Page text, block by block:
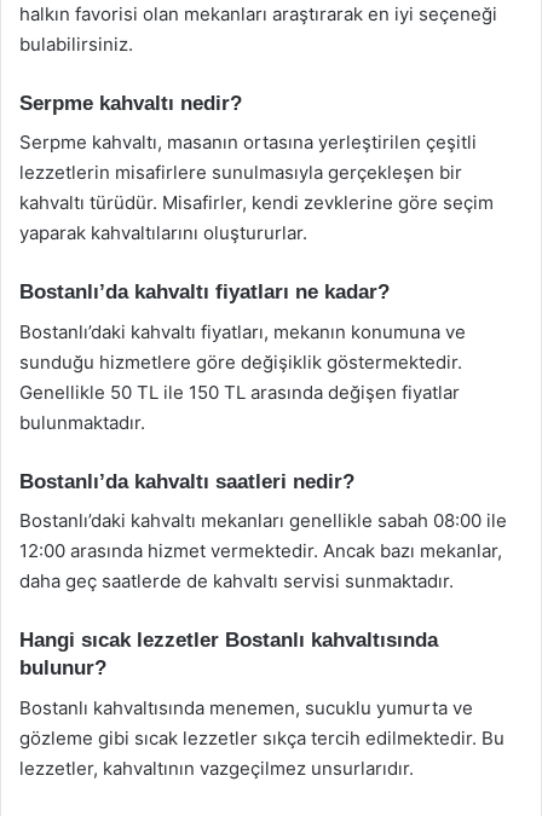
halkın favorisi olan mekanları araştırarak en iyi seçeneği
bulabilirsiniz.
Serpme kahvaltı nedir?
Serpme kahvaltı, masanın ortasına yerleştirilen çeşitli
lezzetlerin misafirlere sunulmasıyla gerçekleşen bir
kahvaltı türüdür. Misafirler, kendi zevklerine göre seçim
yaparak kahvaltılarını oluştururlar.
Bostanlı’da kahvaltı fiyatları ne kadar?
Bostanlı’daki kahvaltı fiyatları, mekanın konumuna ve
sunduğu hizmetlere göre değişiklik göstermektedir.
Genellikle 50 TL ile 150 TL arasında değişen fiyatlar
bulunmaktadır.
Bostanlı’da kahvaltı saatleri nedir?
Bostanlı’daki kahvaltı mekanları genellikle sabah 08:00 ile
12:00 arasında hizmet vermektedir. Ancak bazı mekanlar,
daha geç saatlerde de kahvaltı servisi sunmaktadır.
Hangi sıcak lezzetler Bostanlı kahvaltısında
bulunur?
Bostanlı kahvaltısında menemen, sucuklu yumurta ve
gözleme gibi sıcak lezzetler sıkça tercih edilmektedir. Bu
lezzetler, kahvaltının vazgeçilmez unsurlarıdır.